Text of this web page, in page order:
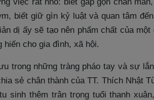
biết giữ gìn kỷ luật và quan tâm
dị ấy sẽ tạo nên phẩm chất của
cho gia đình, xã hội.
trong những tràng pháo tay và sự
sẻ chân thành của TT. Thích Nhật
sinh thêm trân trọng tuổi thanh